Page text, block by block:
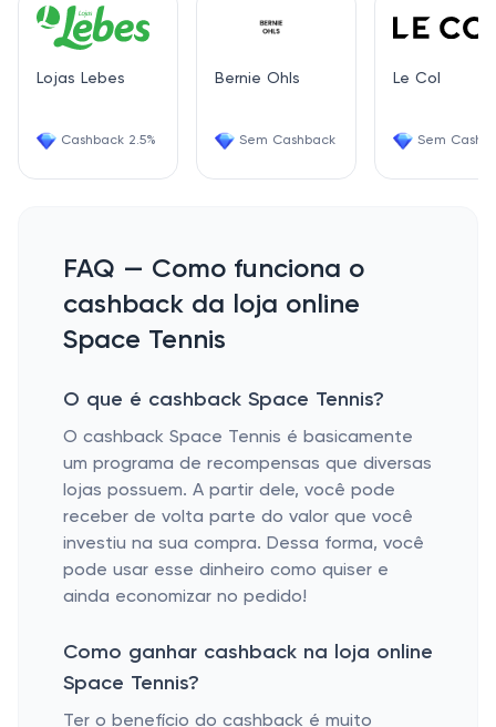
Lojas Lebes
Cashback 2.5%
Bernie Ohls
Sem Cashback
Le Col
Sem
FAQ — Como funciona o
cashback da loja online
Space Tennis
O que é cashback Space Tennis?
O cashback Space Tennis é basicamente
um programa de recompensas que diversas
lojas possuem. A partir dele, você pode
receber de volta parte do valor que você
investiu na sua compra. Dessa forma, você
pode usar esse dinheiro como quiser e
ainda economizar no pedido!
Como ganhar cashback na loja online
Space Tennis?
Ter o benefício do cashback é muito